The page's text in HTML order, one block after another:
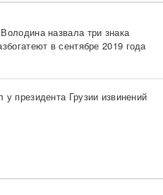
назвала три знака
в сентябре 2019 года
у президента Грузии извинений